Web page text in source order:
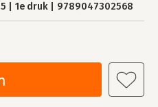
1e druk 9789047302568